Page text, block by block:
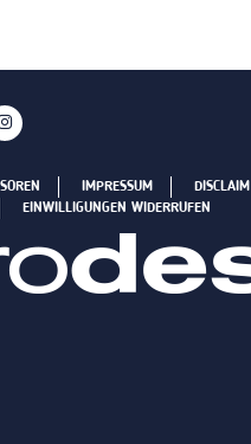
IMPRESSUM DISCLAIM
EINWILLIGUNGEN WIDERRUFEN